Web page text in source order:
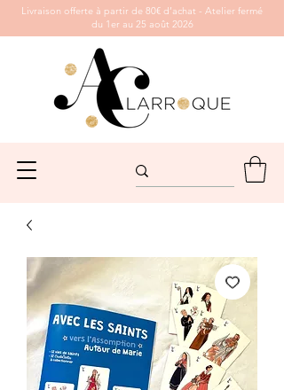
Livraison offerte à partir de 80€ d’achat - Atelier fermé
du 1er au 25 août 2026